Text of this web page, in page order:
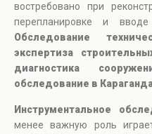
востребовано при
перепланировке и
Обследование
экспертиза
диагностика
обследование в
Инструментальное
менее важную роль